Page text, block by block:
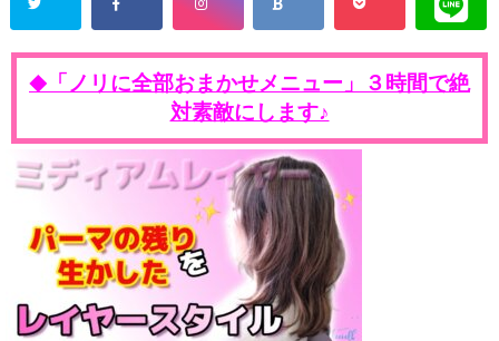
◆
「ノリに全部おまかせメニュー」３時間で絶
対素敵にします♪